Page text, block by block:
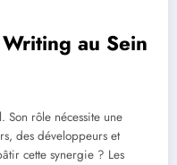
au Sein
Son rôle nécessite une
des développeurs et
cette synergie ? Les